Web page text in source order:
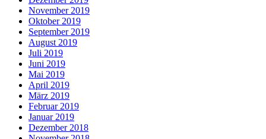
November 2019
Oktober 2019
September 2019
August 2019
Juli 2019
Juni 2019
Mai 2019
April 2019
März 2019
Februar 2019
Januar 2019
Dezember 2018